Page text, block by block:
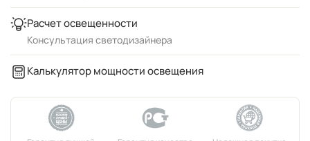
Расчет освещенности
Консультация светодизайнера
Калькулятор мощности освещения